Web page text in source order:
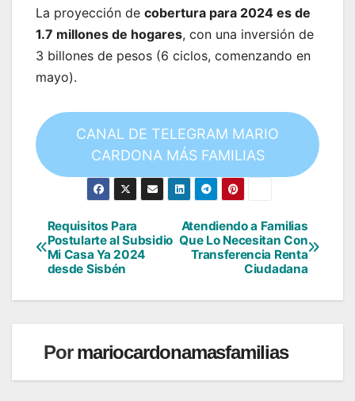
La proyección de cobertura para 2024 es de
1.7 millones de hogares, con una inversión de
3 billones de pesos (6 ciclos, comenzando en
mayo).
CANAL DE TELEGRAM MARIO
CARDONA MÁS FAMILIAS
Navegación
de
entradas
Atendiendo a Familias
Que Lo Necesitan Con
Transferencia Renta
Ciudadana
Requisitos Para
Postularte al Subsidio
Mi Casa Ya 2024
desde Sisbén
Pormariocardonamasfamilias